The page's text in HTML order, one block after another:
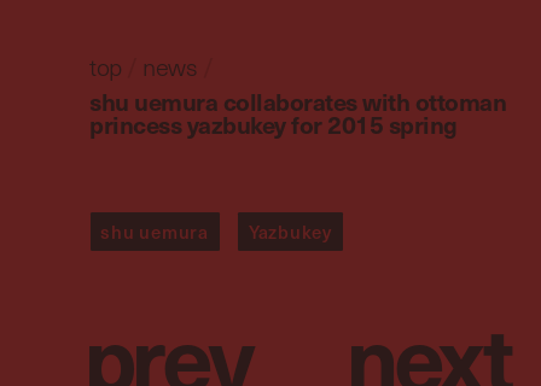
top news
shu uemura collaborates with ottoman
princess yazbukey for 2015 spring
shu uemura Yazbukey
prev next